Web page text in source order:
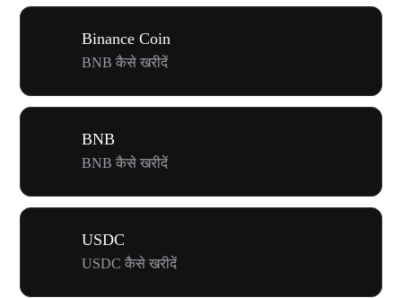
Binance Coin
BNB कैसे खरीदें
BNB
BNB कैसे खरीदें
USDC
USDC कैसे खरीदें